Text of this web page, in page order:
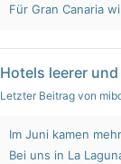
Für Gran Canaria
Hotels leerer
Letzter Beitrag von
Im Juni kamen
Bei uns in La